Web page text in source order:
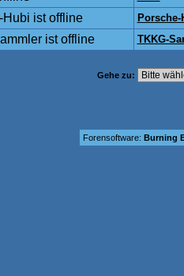
Porsche-
TKKG-
Gehe zu:
Forensoftware: Burning